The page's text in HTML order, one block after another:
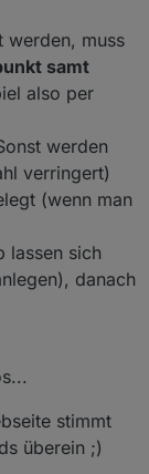
werden, muss
samt
also per
werden
verringert)
(wenn man
lassen sich
danach
stimmt
überein ;)